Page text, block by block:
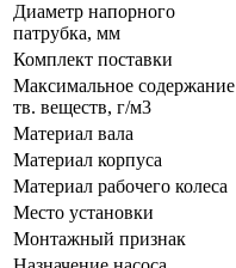
Диаметр напорного
патрубка, мм
Комплект поставки
Максимальное содержание
тв. веществ, г/м3
Материал вала
Материал корпуса
Материал рабочего колеса
Место установки
Монтажный признак